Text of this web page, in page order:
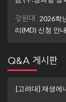
강원대
2026학
리(MD) 신청 안내
Q&A 게시판
[고려대] 재생에